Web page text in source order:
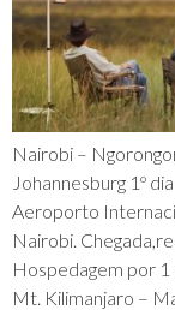
Nairobi –
Johannesburg 1º
Aeroporto
Nairobi.
Hospedagem por 1
Mt. Kilimanjaro –